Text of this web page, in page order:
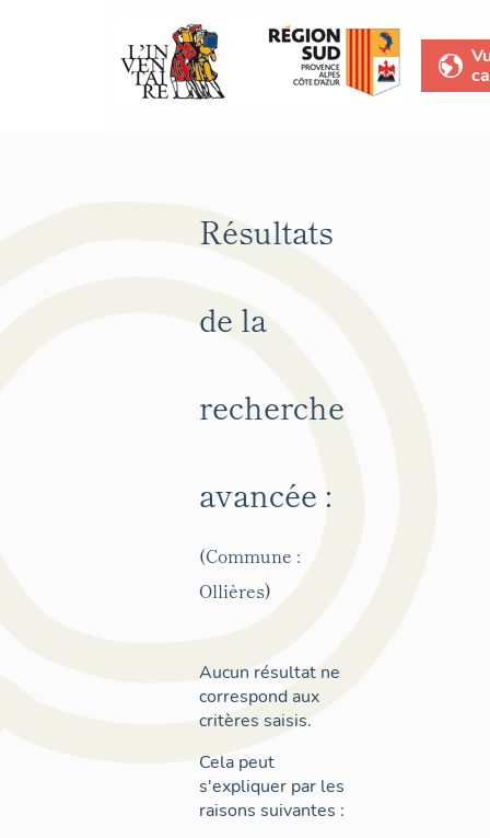
Résultats
de la
recherche
avancée :
(Commune :
Ollières)
Aucun résultat ne
correspond aux
critères saisis.
Cela peut
s'expliquer par les
raisons suivantes :